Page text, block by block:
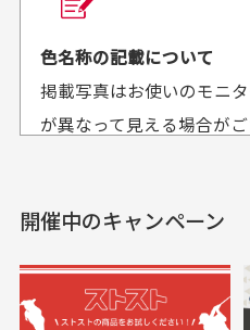
セールかつポイント
も使えて、お得に購
入出来ました
セールかつポイントも使
満足です。
平日午前9時までのご注文
せて頂いております。
送料はいくらかかりま
何点ご購入頂いた場合
いております。(1配送先
色名称の記載について
掲載写真はお使いのモニ
が異なって見える場合がご
実寸サイズについて
一点一点手作業で計測し
差が生じる場合がござい
開催中のキャンペーン